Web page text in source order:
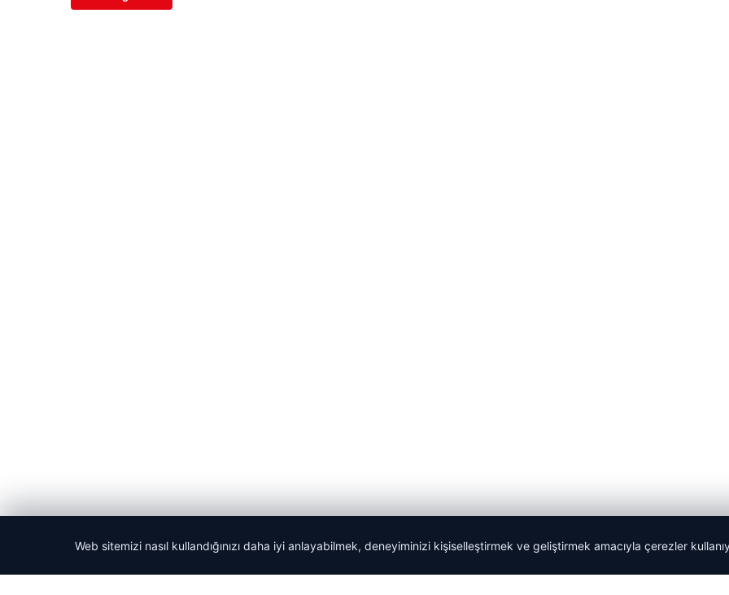
Web sitemizi nasıl kullandığınızı daha iyi anlayabilmek, deneyiminizi kişiselleştirmek ve geliştirmek amacıyla çerezler